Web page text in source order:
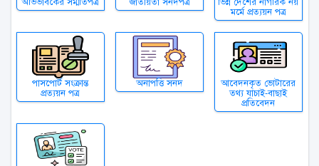
মর্মে প্রত্যয়ন পত্র
পাসপোর্ট সংক্রান্ত
প্রত্যয়ন পত্র
অনাপত্তি সনদ
আবেদনকৃত ভোটারের
তথ্য যাচাই-বাছাই
প্রতিবেদন